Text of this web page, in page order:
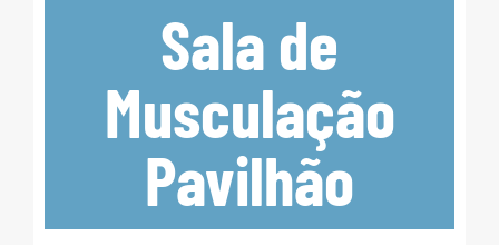
Sala de
Musculação
Pavilhão